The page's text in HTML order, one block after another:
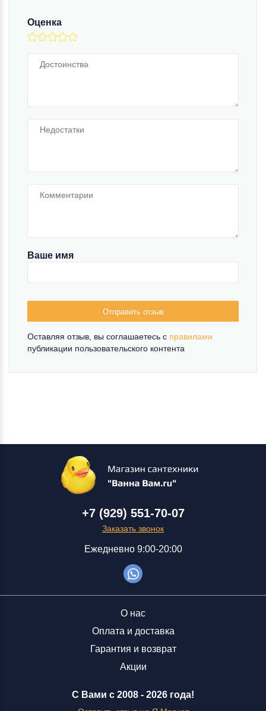
Оценка
Ваше имя
Отправить отзыв
Оставляя отзыв, вы соглашаетесь c правилами
публикации пользовательского контента
+7 (929) 551-70-07
Заказать звонок
Ежедневно 9:00-20:00
С Вами с 2008 - 2026 года!
О нас
Оплата и доставка
Гарантия и возврат
Акции